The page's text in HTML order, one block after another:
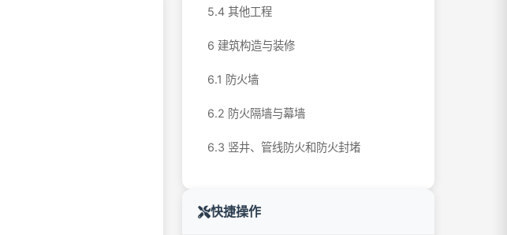
5.4 其他工程
6 建筑构造与装修
6.1 防火墙
6.2 防火隔墙与幕墙
6.3 竖井、管线防火和防火封堵
快捷操作